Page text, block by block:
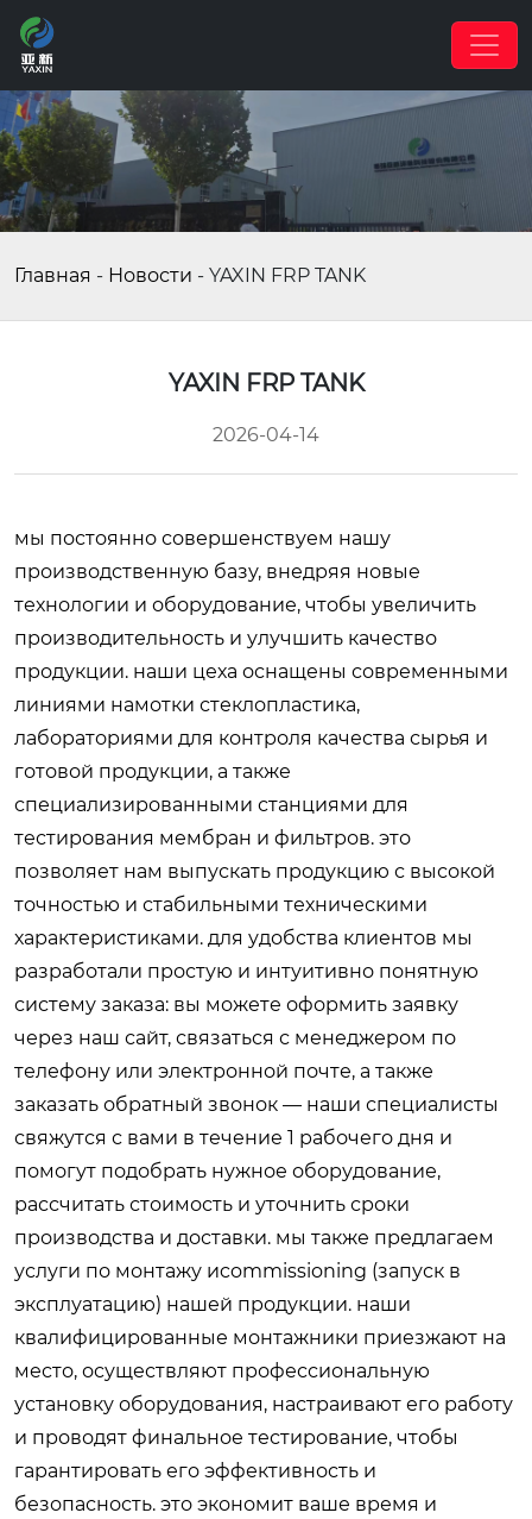
Главная - Новости - YAXIN FRP TANK
YAXIN FRP TANK
2026-04-14
мы постоянно совершенствуем нашу
производственную базу, внедряя новые
технологии и оборудование, чтобы увеличить
производительность и улучшить качество
продукции. наши цеха оснащены современными
линиями намотки стеклопластика,
лабораториями для контроля качества сырья и
готовой продукции, а также
специализированными станциями для
тестирования мембран и фильтров. это
позволяет нам выпускать продукцию с высокой
точностью и стабильными техническими
характеристиками. для удобства клиентов мы
разработали простую и интуитивно понятную
систему заказа: вы можете оформить заявку
через наш сайт, связаться с менеджером по
телефону или электронной почте, а также
заказать обратный звонок — наши специалисты
свяжутся с вами в течение 1 рабочего дня и
помогут подобрать нужное оборудование,
рассчитать стоимость и уточнить сроки
производства и доставки. мы также предлагаем
услуги по монтажу иcommissioning (запуск в
эксплуатацию) нашей продукции. наши
квалифицированные монтажники приезжают на
место, осуществляют профессиональную
установку оборудования, настраивают его работу
и проводят финальное тестирование, чтобы
гарантировать его эффективность и
безопасность. это экономит ваше время и